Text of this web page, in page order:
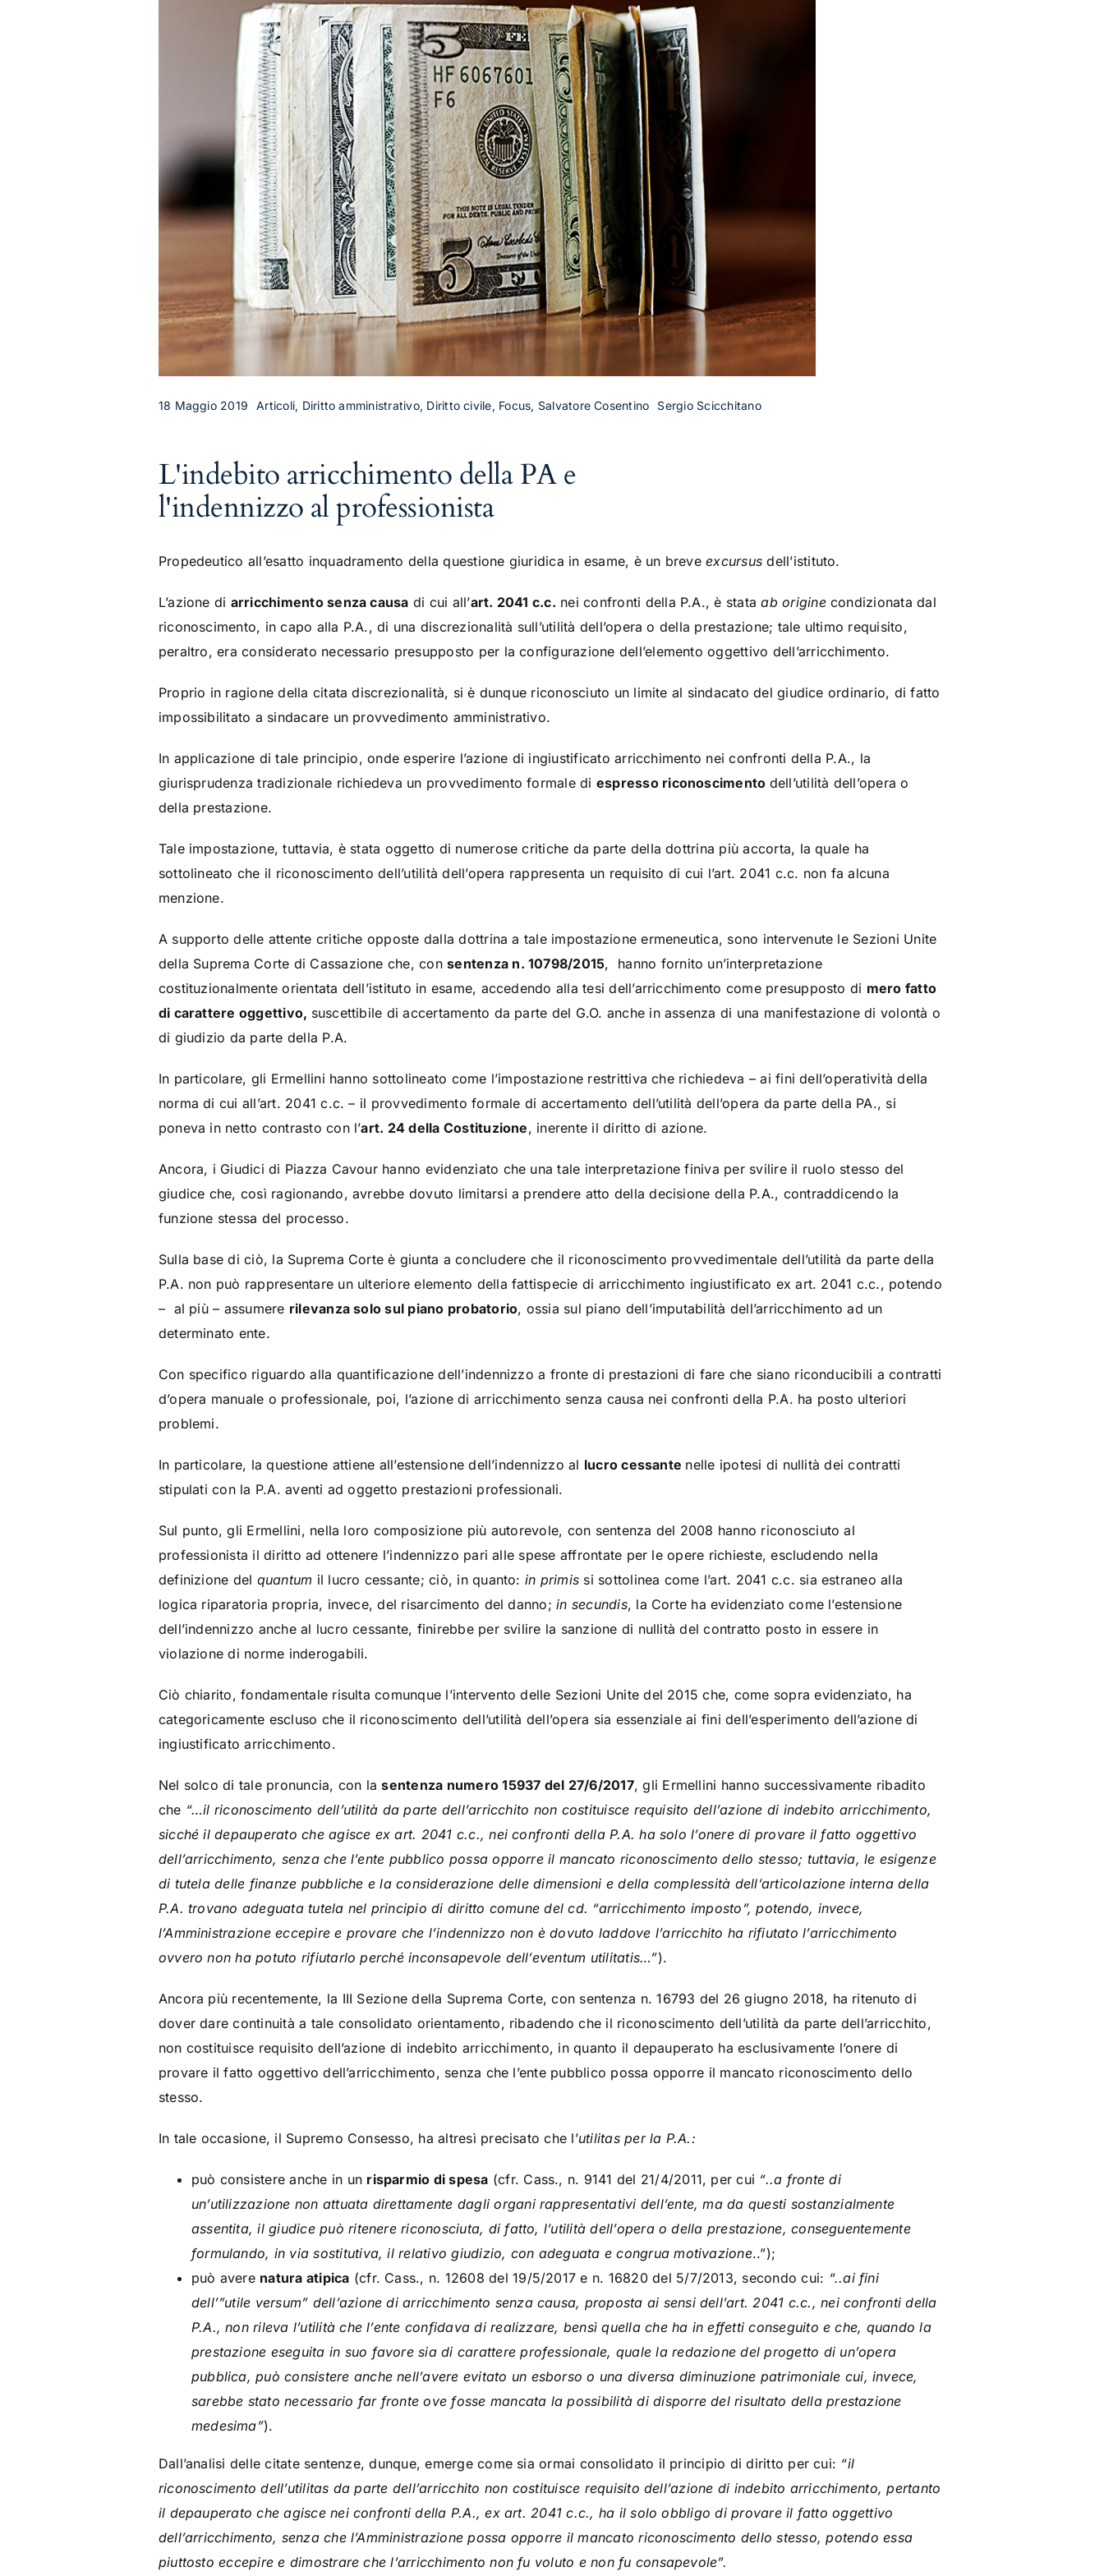
18 Maggio 2019 Articoli, Diritto amministrativo, Diritto civile, Focus, Salvatore Cosentino Sergio Scicchitano
L'indebito arricchimento della PA e
l'indennizzo al professionista
Propedeutico all’esatto inquadramento della questione giuridica in esame, è un breveexcursusdell’istituto.
L’azione di arricchimento senza causa di cui all’art. 2041 c.c. nei confronti della P.A., è stataab originecondizionata dal
riconoscimento, in capo alla P.A., di una discrezionalità sull’utilità dell’opera o della prestazione; tale ultimo requisito,
peraltro, era considerato necessario presupposto per la configurazione dell’elemento oggettivo dell’arricchimento.
Proprio in ragione della citata discrezionalità, si è dunque riconosciuto un limite al sindacato del giudice ordinario, di fatto
impossibilitato a sindacare un provvedimento amministrativo.
In applicazione di tale principio, onde esperire l’azione di ingiustificato arricchimento nei confronti della P.A., la
giurisprudenza tradizionale richiedeva un provvedimento formale di espresso riconoscimento dell’utilità dell’opera o
della prestazione.
Tale impostazione, tuttavia, è stata oggetto di numerose critiche da parte della dottrina più accorta, la quale ha
sottolineato che il riconoscimento dell’utilità dell’opera rappresenta un requisito di cui l’art. 2041 c.c. non fa alcuna
menzione.
A supporto delle attente critiche opposte dalla dottrina a tale impostazione ermeneutica, sono intervenute le Sezioni Unite
della Suprema Corte di Cassazione che, consentenza n. 10798/2015, hanno fornito un’interpretazione
costituzionalmente orientata dell’istituto in esame, accedendo alla tesi dell’arricchimento come presupposto di mero fatto
di carattere oggettivo, suscettibile di accertamento da parte del G.O. anche in assenza di una manifestazione di volontà o
di giudizio da parte della P.A.
In particolare, gli Ermellini hanno sottolineato come l’impostazione restrittiva che richiedeva – ai fini dell’operatività della
norma di cui all’art. 2041 c.c. – il provvedimento formale di accertamento dell’utilità dell’opera da parte della PA., si
poneva in netto contrasto con l’art. 24 della Costituzione, inerente il diritto di azione.
Ancora, i Giudici di Piazza Cavour hanno evidenziato che una tale interpretazione finiva per svilire il ruolo stesso del
giudice che, così ragionando, avrebbe dovuto limitarsi a prendere atto della decisione della P.A., contraddicendo la
funzione stessa del processo.
Sulla base di ciò, la Suprema Corte è giunta a concludere che il riconoscimento provvedimentale dell’utilità da parte della
P.A. non può rappresentare un ulteriore elemento della fattispecie di arricchimento ingiustificato ex art. 2041 c.c., potendo
– al più – assumere rilevanza solo sul piano probatorio, ossia sul piano dell’imputabilità dell’arricchimento ad un
determinato ente.
Con specifico riguardo alla quantificazione dell’indennizzo a fronte di prestazioni di fare che siano riconducibili a contratti
d’opera manuale o professionale, poi, l’azione di arricchimento senza causa nei confronti della P.A. ha posto ulteriori
problemi.
In particolare, la questione attiene all’estensione dell’indennizzo al lucro cessante nelle ipotesi di nullità dei contratti
stipulati con la P.A. aventi ad oggetto prestazioni professionali.
Sul punto, gli Ermellini, nella loro composizione più autorevole, con sentenza del 2008 hanno riconosciuto al
professionista il diritto ad ottenere l’indennizzo pari alle spese affrontate per le opere richieste, escludendo nella
definizione del quantum il lucro cessante; ciò, in quanto: in primis si sottolinea come l’art. 2041 c.c. sia estraneo alla
logica riparatoria propria, invece, del risarcimento del danno;in secundis, la Corte ha evidenziato come l’estensione
dell’indennizzo anche al lucro cessante, finirebbe per svilire la sanzione di nullità del contratto posto in essere in
violazione di norme inderogabili.
Ciò chiarito, fondamentale risulta comunque l’intervento delle Sezioni Unite del 2015 che, come sopra evidenziato, ha
categoricamente escluso che il riconoscimento dell’utilità dell’opera sia essenziale ai fini dell’esperimento dell’azione di
ingiustificato arricchimento.
Nel solco di tale pronuncia, con lasentenza numero 15937 del 27/6/2017, gli Ermellini hanno successivamente ribadito
che “…il riconoscimento dell’utilità da parte dell’arricchito non costituisce requisito dell’azione di indebito arricchimento,
sicché il depauperato che agisce ex art. 2041 c.c., nei confronti della P.A. ha solo l’onere di provare il fatto oggettivo
dell’arricchimento, senza che l’ente pubblico possa opporre il mancato riconoscimento dello stesso; tuttavia, le esigenze
di tutela delle finanze pubbliche e la considerazione delle dimensioni e della complessità dell’articolazione interna della
P.A. trovano adeguata tutela nel principio di diritto comune del cd. “arricchimento imposto”, potendo, invece,
l’Amministrazione eccepire e provare che l’indennizzo non è dovuto laddove l’arricchito ha rifiutato l’arricchimento
ovvero non ha potuto rifiutarlo perché inconsapevole dell’eventum utilitatis…”).
Ancora più recentemente, la III Sezione della Suprema Corte, con sentenza n. 16793 del 26 giugno 2018, ha ritenuto di
dover dare continuità a tale consolidato orientamento, ribadendo che il riconoscimento dell’utilità da parte dell’arricchito,
non costituisce requisito dell’azione di indebito arricchimento, in quanto il depauperato ha esclusivamente l’onere di
provare il fatto oggettivo dell’arricchimento, senza che l’ente pubblico possa opporre il mancato riconoscimento dello
stesso.
In tale occasione, il Supremo Consesso, ha altresì precisato che l’utilitasper la P.A.:
può consistere anche in un risparmio di spesa (cfr. Cass., n. 9141 del 21/4/2011, per cui “..a fronte di
un’utilizzazione non attuata direttamente dagli organi rappresentativi dell’ente, ma da questi sostanzialmente
assentita, il giudice può ritenere riconosciuta, di fatto, l’utilità dell’opera o della prestazione, conseguentemente
formulando, in via sostitutiva, il relativo giudizio, con adeguata e congrua motivazione..”);
può avere natura atipica (cfr. Cass., n. 12608 del 19/5/2017 e n. 16820 del 5/7/2013, secondo cui: “..ai fini
dell’”utile versum” dell’azione di arricchimento senza causa, proposta ai sensi dell’art. 2041 c.c., nei confronti della
P.A., non rileva l’utilità che l’ente confidava di realizzare, bensì quella che ha in effetti conseguito e che, quando la
prestazione eseguita in suo favore sia di carattere professionale, quale la redazione del progetto di un’opera
pubblica, può consistere anche nell’avere evitato un esborso o una diversa diminuzione patrimoniale cui, invece,
sarebbe stato necessario far fronte ove fosse mancata la possibilità di disporre del risultato della prestazione
medesima”).
Dall’analisi delle citate sentenze, dunque, emerge come sia ormai consolidato il principio di diritto per cui: “il
riconoscimento dell’utilitas da parte dell’arricchito non costituisce requisito dell’azione di indebito arricchimento, pertanto
il depauperato che agisce nei confronti della P.A., ex art. 2041 c.c., ha il solo obbligo di provare il fatto oggettivo
dell’arricchimento, senza che l’Amministrazione possa opporre il mancato riconoscimento dello stesso, potendo essa
piuttosto eccepire e dimostrare che l’arricchimento non fu voluto e non fu consapevole”.